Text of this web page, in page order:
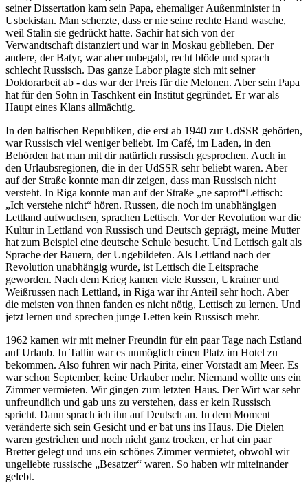
seiner Dissertation kam sein Papa, ehemaliger Außenminister in
Usbekistan. Man scherzte, dass er nie seine rechte Hand wasche,
weil Stalin sie gedrückt hatte. Sachir hat sich von der
Verwandtschaft distanziert und war in Moskau geblieben. Der
andere, der Batyr, war aber unbegabt, recht blöde und sprach
schlecht Russisch. Das ganze Labor plagte sich mit seiner
Doktorarbeit ab - das war der Preis für die Melonen. Aber sein Papa
hat für den Sohn in Taschkent ein Institut gegründet. Er war als
Haupt eines Klans allmächtig.
In den baltischen Republiken, die erst ab 1940 zur UdSSR gehörten,
war Russisch viel weniger beliebt. Im Café, im Laden, in den
Behörden hat man mit dir natürlich russisch gesprochen. Auch in
den Urlaubsregionen, die in der UdSSR sehr beliebt waren. Aber
auf der Straße konnte man dir zeigen, dass man Russisch nicht
versteht. In Riga konnte man auf der Straße
ne saprot Lettisch:
Ich verstehe nicht
hören. Russen, die noch im unabhängigen
Lettland aufwuchsen, sprachen Lettisch. Vor der Revolution war die
Kultur in Lettland von Russisch und Deutsch geprägt, meine Mutter
hat zum Beispiel eine deutsche Schule besucht. Und Lettisch galt als
Sprache der Bauern, der Ungebildeten. Als Lettland nach der
Revolution unabhängig wurde, ist Lettisch die Leitsprache
geworden. Nach dem Krieg kamen viele Russen, Ukrainer und
Weißrussen nach Lettland, in Riga war ihr Anteil sehr hoch. Aber
die meisten von ihnen fanden es nicht nötig, Lettisch zu lernen. Und
jetzt lernen und sprechen junge Letten kein Russisch mehr.
1962 kamen wir mit meiner Freundin für ein paar Tage nach Estland
auf Urlaub. In Tallin war es unmöglich einen Platz im Hotel zu
bekommen. Also fuhren wir nach Pirita, einer Vorstadt am Meer. Es
war schon September, keine Urlauber mehr. Niemand wollte uns ein
Zimmer vermieten. Wir gingen zum letzten Haus. Der Wirt war sehr
unfreundlich und gab uns zu verstehen, dass er kein Russisch
spricht. Dann sprach ich ihn auf Deutsch an. In dem Moment
veränderte sich sein Gesicht und er bat uns ins Haus. Die Dielen
waren gestrichen und noch nicht ganz trocken, er hat ein paar
Bretter gelegt und uns ein schönes Zimmer vermietet, obwohl wir
ungeliebte russische
Besatzer
waren. So haben wir miteinander
gelebt.